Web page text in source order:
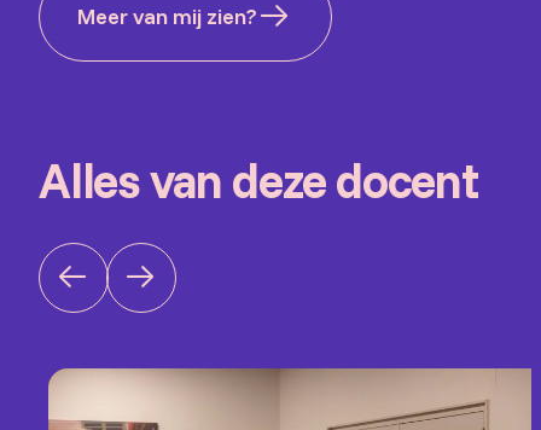
Meer van mij zien?
Alles van deze docent